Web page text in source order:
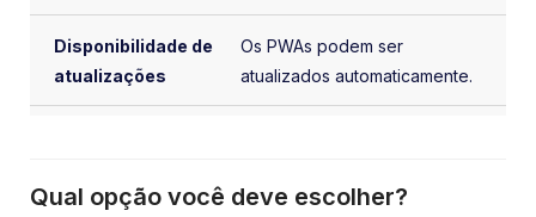
Os PWAs podem ser
atualizados automaticamente.
Qual opção você deve escolher?